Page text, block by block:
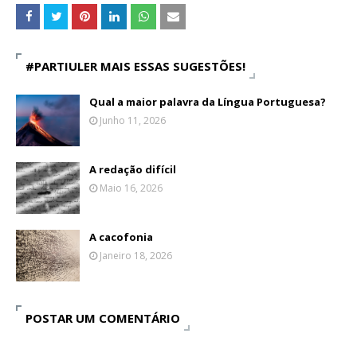
#PARTIULER MAIS ESSAS SUGESTÕES!
Qual a maior palavra da Língua Portuguesa?
Junho 11, 2026
A redação difícil
Maio 16, 2026
A cacofonia
Janeiro 18, 2026
POSTAR UM COMENTÁRIO